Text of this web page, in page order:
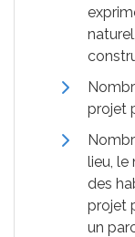
projet
lieu, le
des
projet
un